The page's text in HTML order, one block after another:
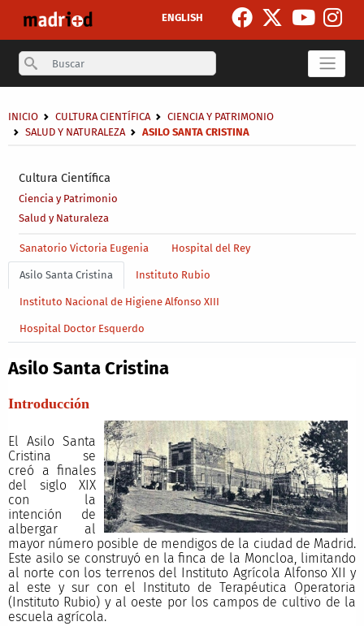
ENGLISH
Search
Cultura Científica
Ciencia y Patrimonio
Salud y Naturaleza
Sobrescribir enlaces de ayuda a la navegación
INICIO CULTURA CIENTÍFICA
CIENCIA Y PATRIMONIO
SALUD Y NATURALEZA
ASILO SANTA CRISTINA
Main menu level 4
Sanatorio Victoria Eugenia Hospital del Rey
Asilo Santa Cristina Instituto Rubio
Instituto Nacional de Higiene Alfonso XIII
Hospital Doctor Esquerdo
Asilo Santa Cristina
Introducción
El Asilo Santa
Cristina se
creó a finales
del siglo XIX
con la
intención de
albergar al
mayor número posible de mendigos de la ciudad de Madrid.
Este asilo se construyó en la finca de la Moncloa, limitando
al norte con los terrenos del Instituto Agrícola Alfonso XII y
al este y sur con el Instituto de Terapéutica Operatoria
(Instituto Rubio) y al oeste por los campos de cultivo de la
escuela agrícola.